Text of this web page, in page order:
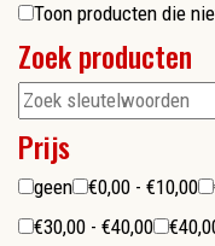
Toon producten die
Zoek producten
Prijs
geen €0,00 - €10,00
€30,00 - €40,00